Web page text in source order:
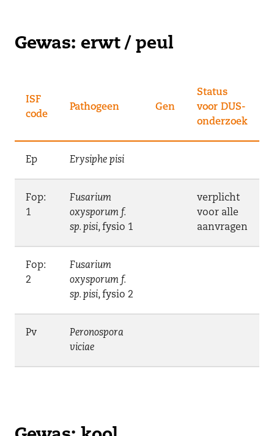
Gewas: erwt / peul
ISF
code
Pathogeen Gen
Status
voor DUS-
onderzoek
Ep Erysiphe pisi
Fop:
1
Fusarium
oxysporum f.
sp. pisi, fysio 1
verplicht
voor alle
aanvragen
Fop:
2
Fusarium
oxysporum f.
sp. pisi, fysio 2
Pv
Peronospora
viciae